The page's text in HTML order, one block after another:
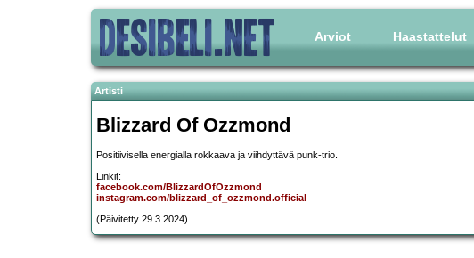
Arviot Haastattelut
Artisti
Blizzard Of Ozzmond
Positiivisella energialla rokkaava ja viihdyttävä punk-trio.
Linkit:
facebook.com/BlizzardOfOzzmond
instagram.com/blizzard_of_ozzmond.official
(Päivitetty 29.3.2024)